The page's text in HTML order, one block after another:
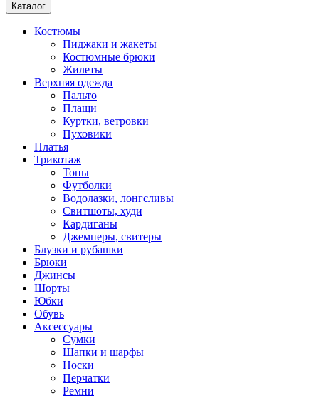
Каталог
Костюмы
Пиджаки и жакеты
Костюмные брюки
Жилеты
Верхняя одежда
Пальто
Плащи
Куртки, ветровки
Пуховики
Платья
Трикотаж
Топы
Футболки
Водолазки, лонгсливы
Свитшоты, худи
Кардиганы
Джемперы, свитеры
Блузки и рубашки
Брюки
Джинсы
Шорты
Юбки
Обувь
Аксессуары
Сумки
Шапки и шарфы
Носки
Перчатки
Ремни